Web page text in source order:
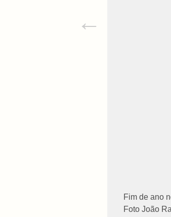
Fim de ano
Foto João
←